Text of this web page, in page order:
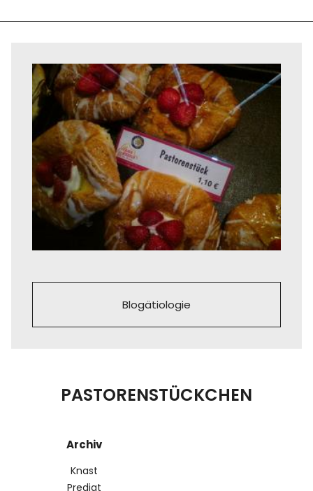
Blogätiologie
PASTORENSTÜCKCHEN
Archiv
Knast
Predigt